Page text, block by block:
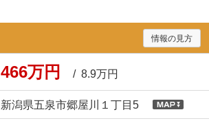
情報の見方
466万円 / 8.9万円
新潟県五泉市郷屋川１丁目5